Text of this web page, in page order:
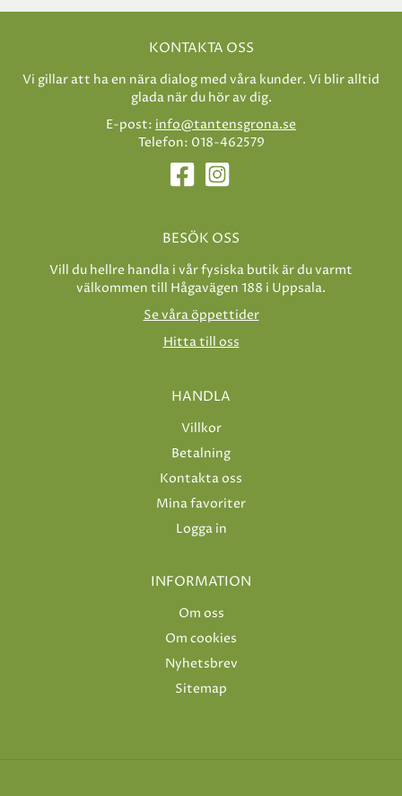
KONTAKTA OSS
Vi gillar att ha en nära dialog med våra kunder. Vi blir alltid
glada när du hör av dig.
E-post: info@tantensgrona.se
Telefon: 018-462579
BESÖK OSS
Vill du hellre handla i vår fysiska butik är du varmt
välkommen till Hågavägen 188 i Uppsala.
Se våra öppettider
Hitta till oss
HANDLA
Villkor
Betalning
Kontakta oss
Mina favoriter
Logga in
INFORMATION
Om oss
Om cookies
Nyhetsbrev
Sitemap